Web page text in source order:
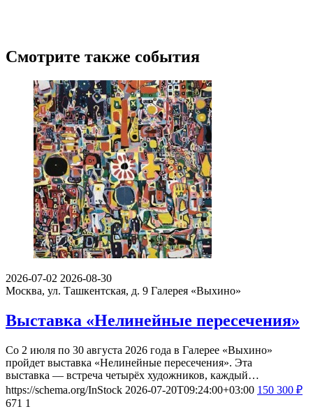
Смотрите также события
2026-07-02 2026-08-30
Москва, ул. Ташкентская, д. 9 Галерея «Выхино»
Выставка «Нелинейные пересечения»
Со 2 июля по 30 августа 2026 года в Галерее «Выхино»
пройдет выставка «Нелинейные пересечения». Эта
выставка — встреча четырёх художников, каждый…
https://schema.org/InStock 2026-07-20T09:24:00+03:00 150 300 ₽
671 1